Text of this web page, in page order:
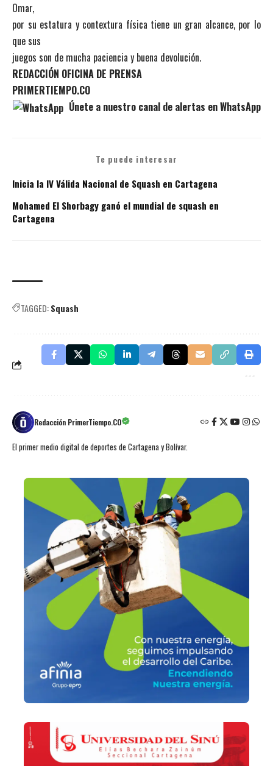
Omar,
por su estatura y contextura física tiene un gran alcance, por lo
que sus
juegos son de mucha paciencia y buena devolución.
REDACCIÓN OFICINA DE PRENSA
PRIMERTIEMPO.CO
Únete a nuestro canal de alertas en WhatsApp
Te puede interesar
Inicia la IV Válida Nacional de Squash en Cartagena
Mohamed El Shorbagy ganó el mundial de squash en
Cartagena
TAGGED:Squash
Redacción PrimerTiempo.CO
El primer medio digital de deportes de Cartagena y Bolívar.